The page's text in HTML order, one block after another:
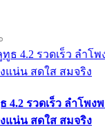
4.2 รวดเร็ว ลำโพง
แน่น สดใส สมจริง